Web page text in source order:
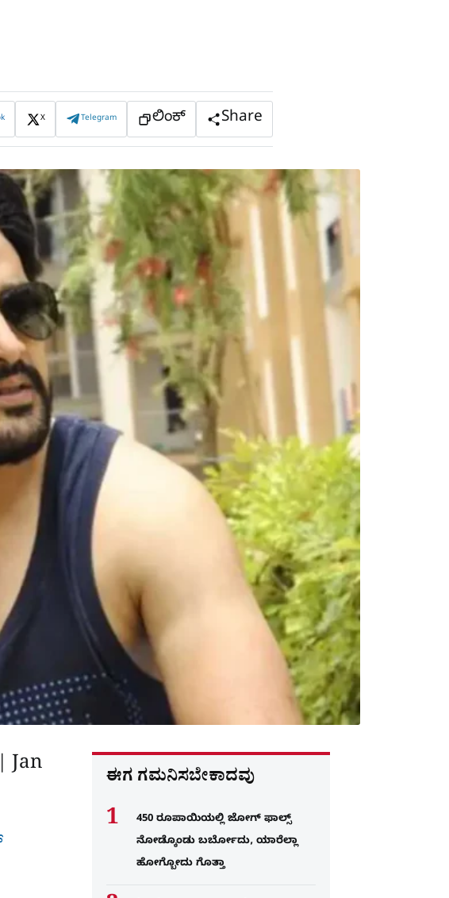
X Telegram ಲಿಂಕ್ Share
|‌ Jan
ಈಗ ಗಮನಿಸಬೇಕಾದವು
450 ರೂಪಾಯಿಯಲ್ಲಿ ಜೋಗ್​ ಫಾಲ್ಸ್​
ನೋಡ್ಕೊಂಡು ಬರ್ಬೋದು, ಯಾರೆಲ್ಲಾ
ಹೋಗ್ಬೋದು ಗೊತ್ತಾ